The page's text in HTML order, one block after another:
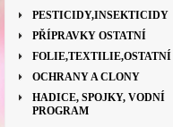
PESTICIDY,INSEKTICIDY
PŘÍPRAVKY OSTATNÍ
FOLIE,TEXTILIE,OSTATNÍ
OCHRANY A CLONY
HADICE, SPOJKY, VODNÍ
PROGRAM